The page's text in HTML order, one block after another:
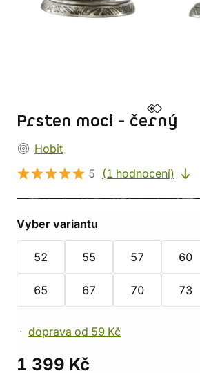
Prsten moci - černý
Hobit
5
(1 hodnocení)
Vyber variantu
52 55 57 60
65 67 70 73
doprava od 59 Kč
1 399 Kč